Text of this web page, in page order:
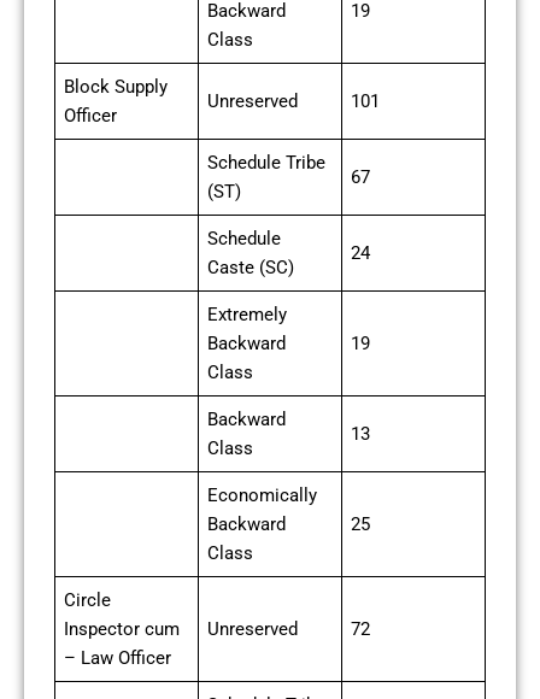
Backward
Class
19
Block Supply
Officer
Unreserved 101
Schedule Tribe
(ST)
67
Schedule
Caste (SC)
24
Extremely
Backward
Class
19
Backward
Class
13
Economically
Backward
Class
25
Circle
Inspector cum
– Law Officer
Unreserved 72